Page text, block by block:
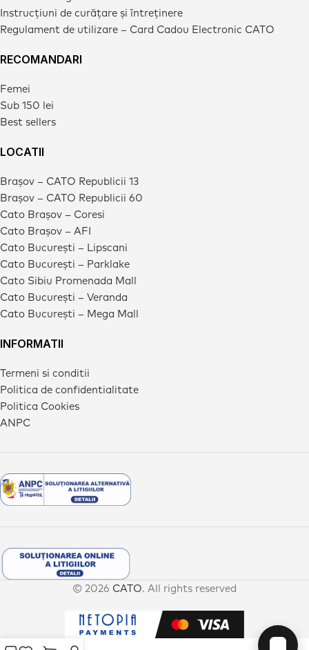
Instrucțiuni de curățare și întreținere
Regulament de utilizare – Card Cadou Electronic CATO
RECOMANDARI
Femei
Sub 150 lei
Best sellers
LOCATII
Brașov – CATO Republicii 13
Brașov – CATO Republicii 60
Cato Brașov – Coresi
Cato Brașov – AFI
Cato București – Lipscani
Cato București – Parklake
Cato Sibiu Promenada Mall
Cato București – Veranda
Cato București – Mega Mall
INFORMATII
Termeni si conditii
Politica de confidentialitate
Politica Cookies
ANPC
© 2026 CATO. All rights reserved